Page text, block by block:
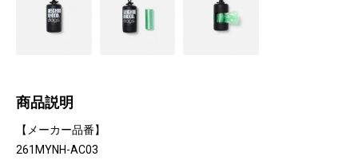
商品説明
【メーカー品番】
261MYNH-AC03